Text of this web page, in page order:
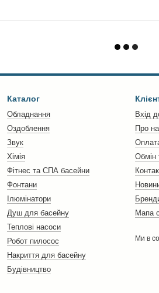
Каталог
Обладнання
Оздоблення
Звук
Хімія
Фітнес та СПА басейни
Фонтани
Ілюмінатори
Душ для басейну
Теплові насоси
Робот пилосос
Накриття для басейну
Будівництво
Вхід
Про
Обмін
Мапа
Ми в